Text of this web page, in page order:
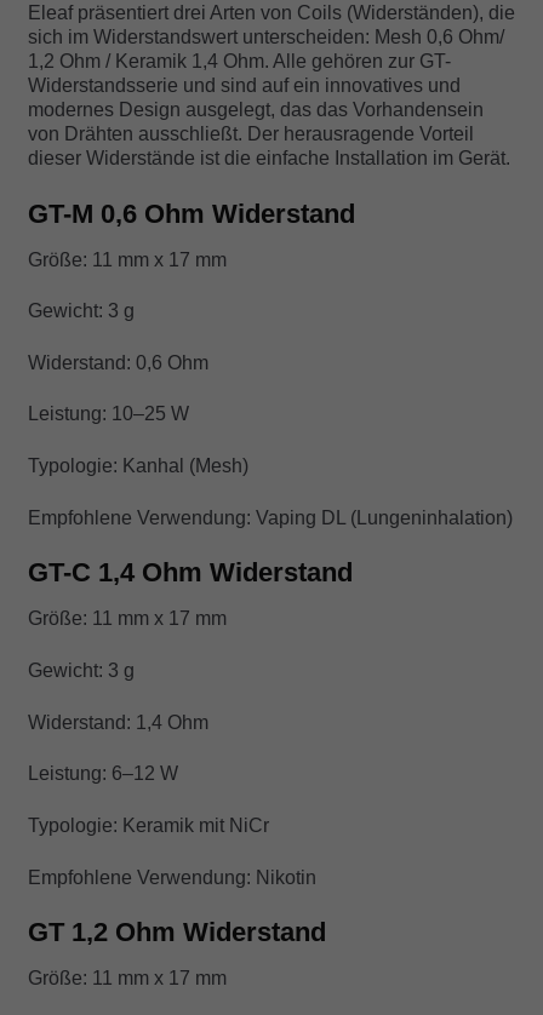
mit4.86
von 5,
basierend
auf
Kundenbe
wertungen
Eleaf präsentiert drei Arten von Coils (Widerständen), die
sich im Widerstandswert unterscheiden: Mesh 0,6 Ohm/
1,2 Ohm / Keramik 1,4 Ohm. Alle gehören zur GT-
Widerstandsserie und sind auf ein innovatives und
modernes Design ausgelegt, das das Vorhandensein
von Drähten ausschließt. Der herausragende Vorteil
dieser Widerstände ist die einfache Installation im Gerät.
GT-M 0,6 Ohm Widerstand
Größe: 11 mm x 17 mm
Gewicht: 3 g
Widerstand: 0,6 Ohm
Leistung: 10–25 W
Typologie: Kanhal (Mesh)
Empfohlene Verwendung: Vaping DL (Lungeninhalation)
GT-C 1,4 Ohm Widerstand
Größe: 11 mm x 17 mm
Gewicht: 3 g
Widerstand: 1,4 Ohm
Leistung: 6–12 W
Typologie: Keramik mit NiCr
Empfohlene Verwendung: Nikotin
GT 1,2 Ohm Widerstand
Größe: 11 mm x 17 mm